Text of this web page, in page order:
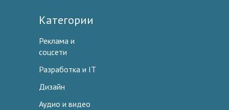
Категории
Реклама и
соцсети
Разработка и IT
Дизайн
Аудио и видео